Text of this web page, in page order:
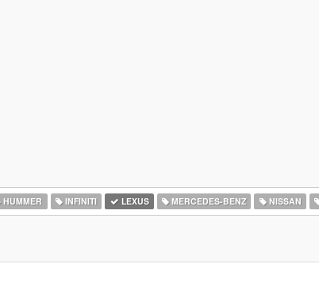
HUMMER INFINITI LEXUS MERCEDES-BENZ NISSAN